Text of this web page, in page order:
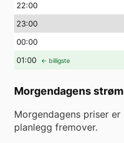
22:00
23:00
00:00
01:00 ← billigste
Morgendagens
Morgendagens priser
planlegg fremover.